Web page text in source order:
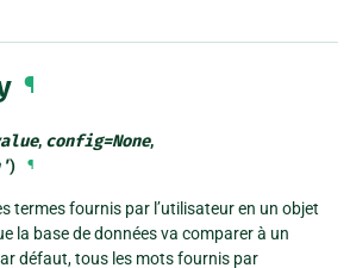
¶
, config=None,
) ¶
termes fournis par l’utilisateur en un objet
la base de données va comparer à un
défaut, tous les mots fournis par